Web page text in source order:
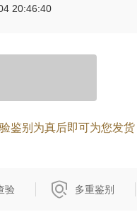
20:46:40
鉴别为真后即可为您发货
验 多重鉴别